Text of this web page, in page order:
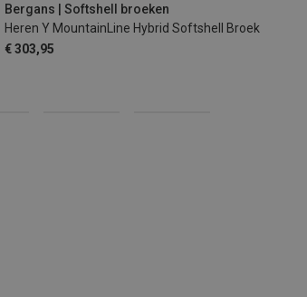
Bergans | Softshell broeken
Heren Y MountainLine Hybrid Softshell Broek
€ 303,95